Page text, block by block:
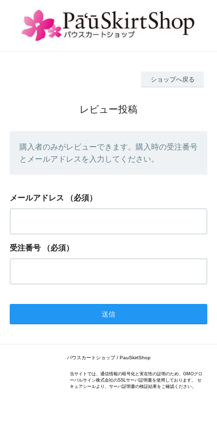
ショップへ戻る
レビュー投稿
購入者のみがレビューできます。購入時の受注番号
とメールアドレスを入力してください。
メールアドレス （必須）
受注番号 （必須）
パウスカートショップ / PauSkirtShop
当サイトでは、通信情報の暗号化と実在性の証明のため、GMOグロ
ーバルサイン株式会社のSSLサーバ証明書を使用しております。 セ
キュアシールより、サーバ証明書の検証結果をご確認ください。